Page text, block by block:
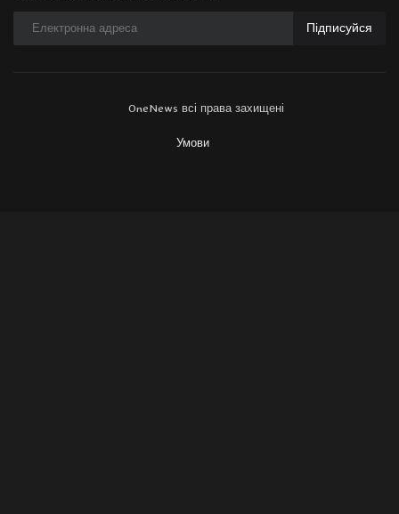
Підписуйся
OneNews всі права захищені
Умови